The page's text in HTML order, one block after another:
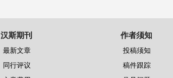
汉斯期刊
最新文章
同行评议
作者须知
投稿须知
稿件跟踪